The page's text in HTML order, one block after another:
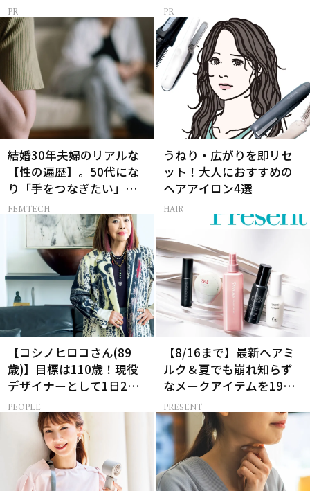
結婚30年夫婦のリアルな
【性の遍歴】。50代にな
り「手をつなぎたい」と
願う理由とは
FEMTECH
うねり・広がりを即リセ
ット！大人におすすめの
ヘアアイロン4選
HAIR
【コシノヒロコさん(89
歳)】目標は110歳！現役
デザイナーとして1日2食
と筋トレの理由
PEOPLE
【8/16まで】最新ヘアミ
ルク＆夏でも崩れ知らず
なメークアイテムを19名
様にプレゼント！
PRESENT